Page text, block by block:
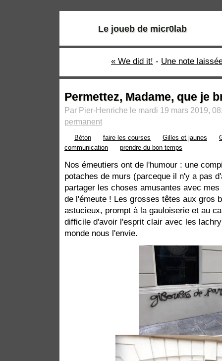
Le joueb de micr0lab
« We did it! - Une note
Permettez, Madame, que je
Par Pier-Henriche le mardi 19 mars 2019,
permanent
Béton faire les courses Gilles et jaunes
communication
prendre du bon temps
Nos émeutiers ont de l'humour : une
potaches de murs (parceque il n'y a pas
partager les choses amusantes avec
de l'émeute ! Les grosses têtes aux gros
astucieux, prompt à la gauloiserie et au
difficile d'avoir l'esprit clair avec les
monde nous l'envie.